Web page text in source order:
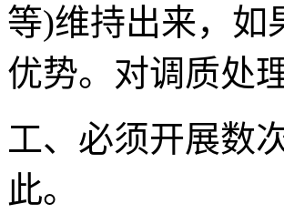
等)维持出来，如
优势。对调质处
工、必须开展数
此。